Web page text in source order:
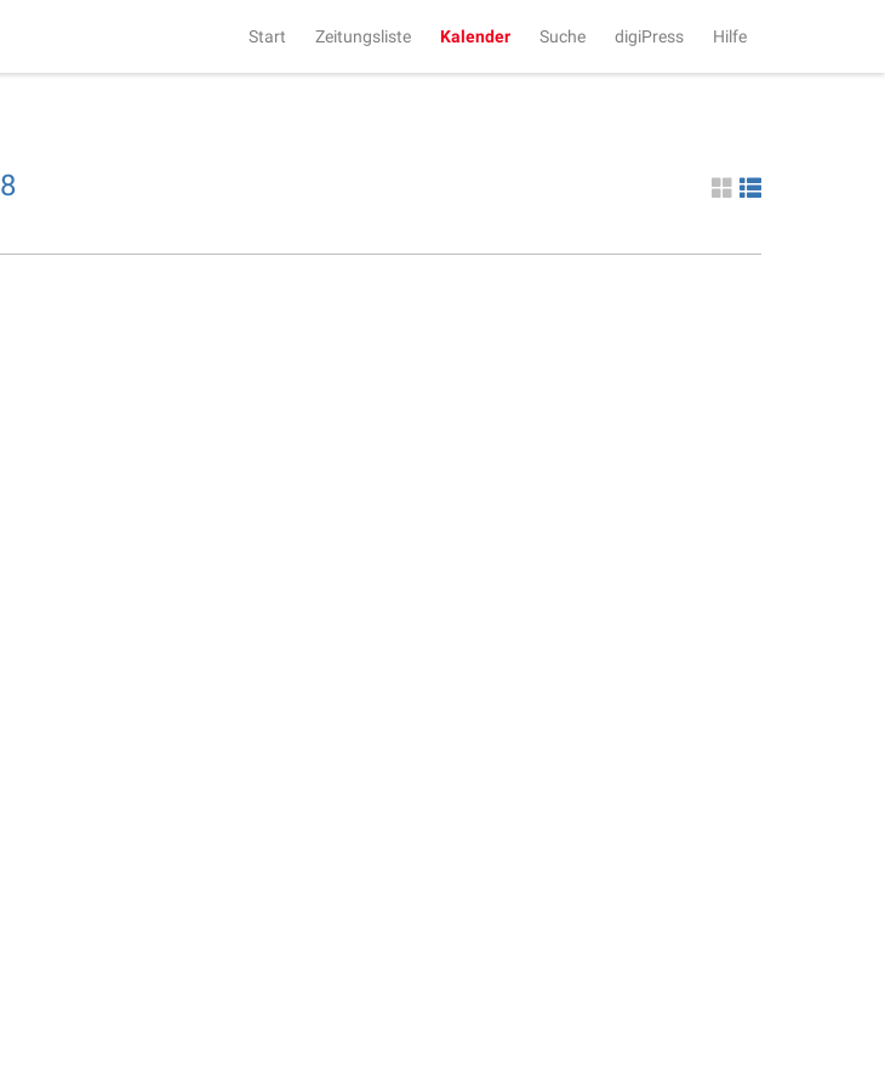
Start Zeitungsliste Kalender Suche digiPress Hilfe